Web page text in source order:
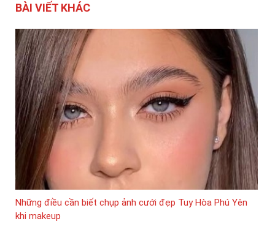
BÀI VIẾT KHÁC
Những điều cần biết chụp ảnh cưới đẹp Tuy Hòa Phú Yên
khi makeup